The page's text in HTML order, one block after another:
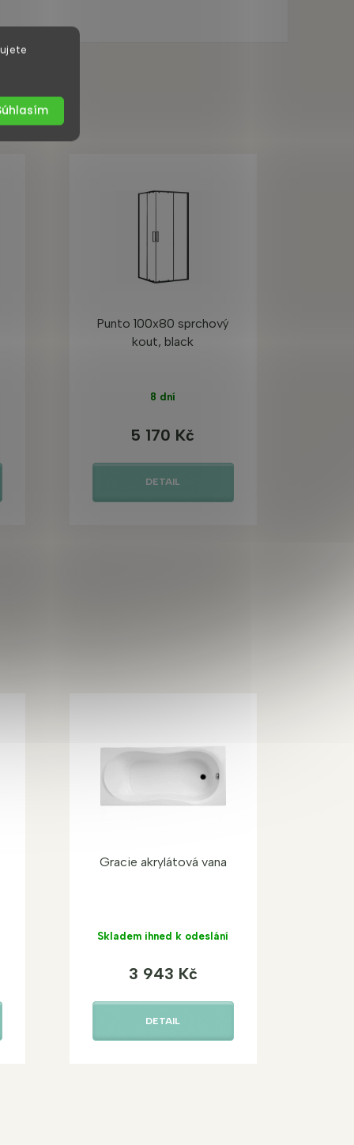
Punto 100x80 sprchový
kout, black
8 dní
5 170 Kč
DETAIL
Gracie akrylátová vana
Skladem ihned k odeslání
3 943 Kč
DETAIL